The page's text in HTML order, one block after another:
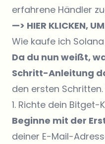
erfahrene Händler
—> HIER KLICKEN,
Wie kaufe ich
Da du nun weißt,
Schritt-Anleitung
den ersten
1. Richte dein Bitget-
Beginne mit der
deiner E-Mail-